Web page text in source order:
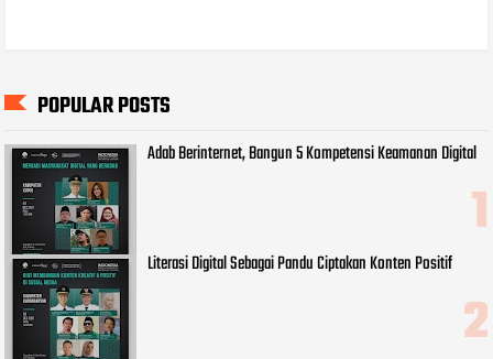
POPULAR POSTS
Adab Berinternet, Bangun 5 Kompetensi Keamanan Digital
Literasi Digital Sebagai Pandu Ciptakan Konten Positif